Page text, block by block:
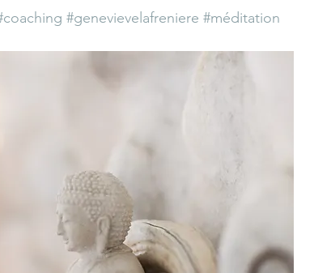
#genevievelafreniere #méditation